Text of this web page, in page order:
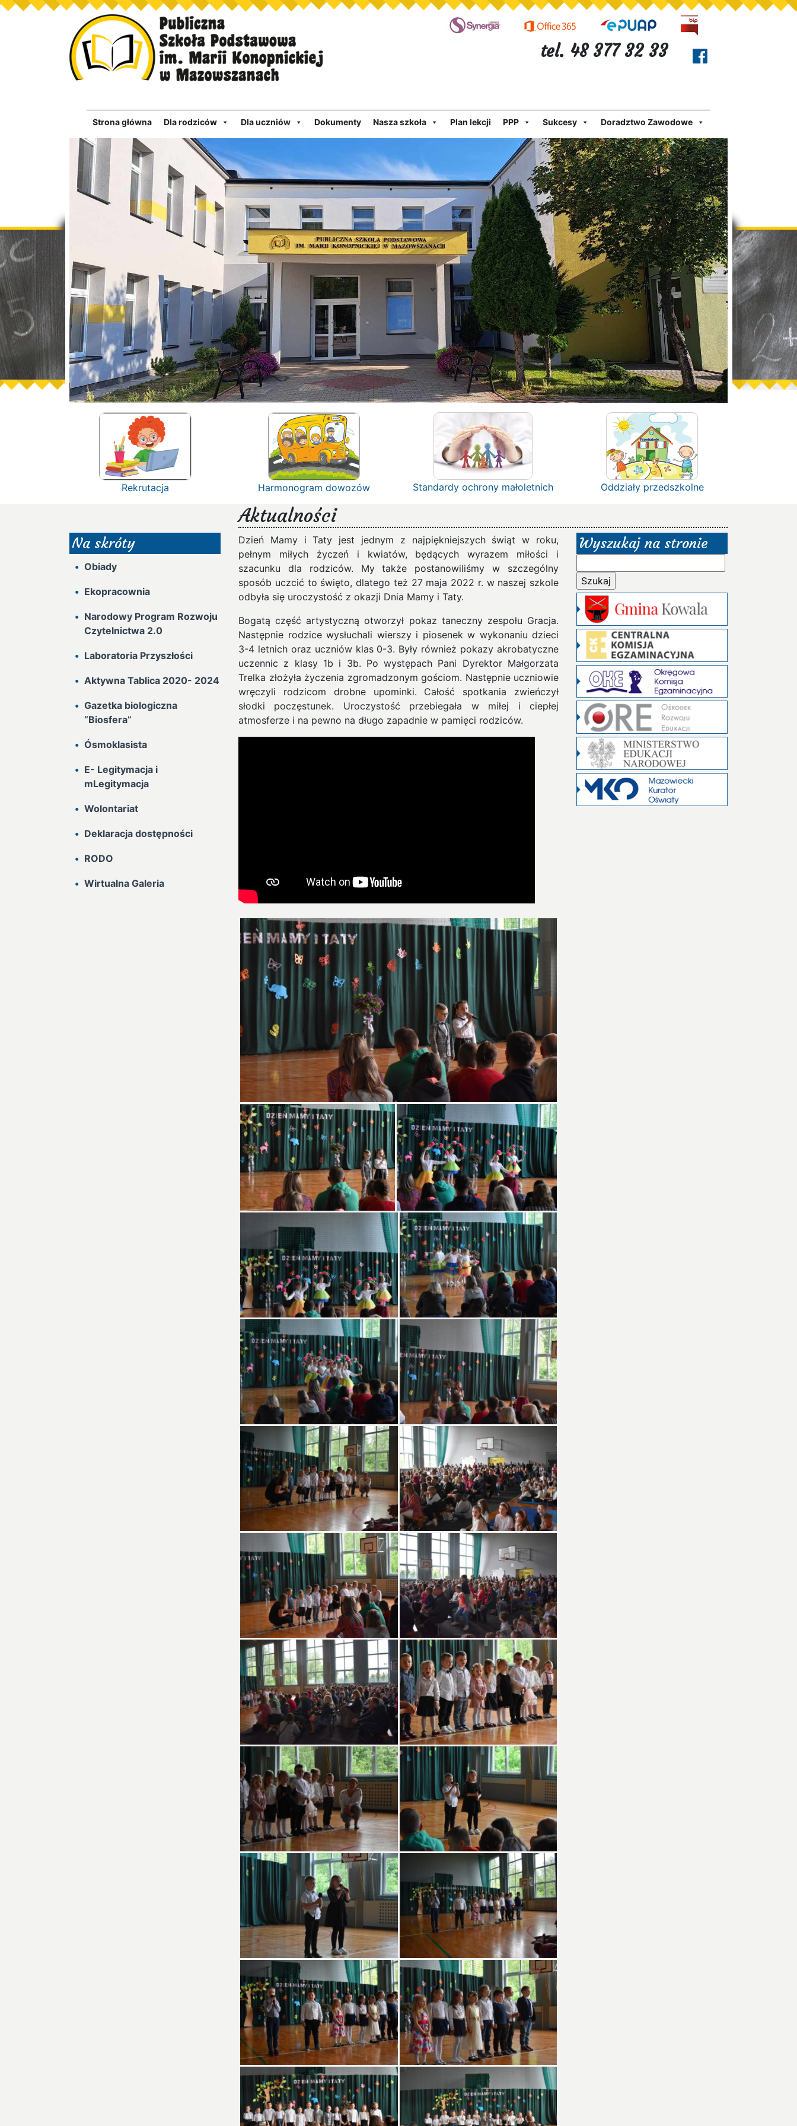
tel. 48 377 32 33
Strona główna Dla rodziców Dla uczniów Dokumenty Nasza szkoła Plan lekcji PPP Sukcesy Doradztwo Zawodowe
Rekrutacja Harmonogram dowozów Standardy ochrony małoletnich Oddziały przedszkolne
Aktualności
Na skróty
Obiady
Ekopracownia
Narodowy Program Rozwoju
Czytelnictwa 2.0
Laboratoria Przyszłości
Aktywna Tablica 2020- 2024
Gazetka biologiczna
“Biosfera”
Ósmoklasista
E- Legitymacja i
mLegitymacja
Wolontariat
Deklaracja dostępności
RODO
Wirtualna Galeria
Dzień Mamy i Taty jest jednym z najpiękniejszych świąt w roku,
pełnym miłych życzeń i kwiatów, będących wyrazem miłości i
szacunku dla rodziców. My także postanowiliśmy w szczególny
sposób uczcić to święto, dlatego też 27 maja 2022 r. w naszej szkole
odbyła się uroczystość z okazji Dnia Mamy i Taty.
Bogatą część artystyczną otworzył pokaz taneczny zespołu Gracja.
Następnie rodzice wysłuchali wierszy i piosenek w wykonaniu dzieci
3-4 letnich oraz uczniów klas 0-3. Były również pokazy akrobatyczne
uczennic z klasy 1b i 3b. Po występach Pani Dyrektor Małgorzata
Trelka złożyła życzenia zgromadzonym gościom. Następnie uczniowie
wręczyli rodzicom drobne upominki. Całość spotkania zwieńczył
słodki poczęstunek. Uroczystość przebiegała w miłej i ciepłej
atmosferze i na pewno na długo zapadnie w pamięci rodziców.
Wyszukaj na stronie